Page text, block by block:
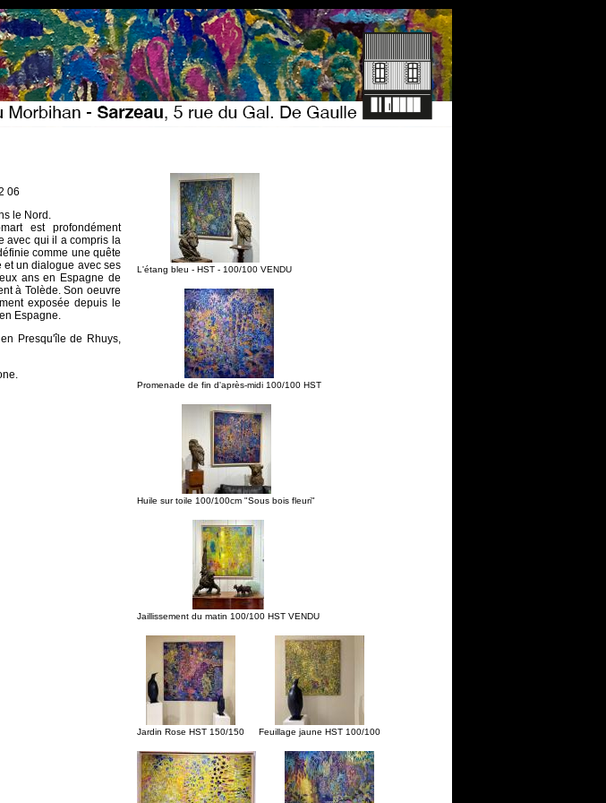
06
le Nord.
est profondément
avec qui il a compris la
comme une quête
et un dialogue avec ses
ans en Espagne de
à Tolède. Son oeuvre
exposée depuis le
Espagne.
Presqu'île de Rhuys,
L'étang bleu - HST - 100/100 VENDU
Promenade de fin d'après-midi 100/100 HST
Huile sur toile 100/100cm "Sous bois fleuri"
Jaillissement du matin 100/100 HST VENDU
Jardin Rose HST 150/150 Feuillage jaune HST 100/100